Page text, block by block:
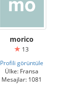
morico
13
Profili görüntüle
Ülke: Fransa
Mesajlar: 1081